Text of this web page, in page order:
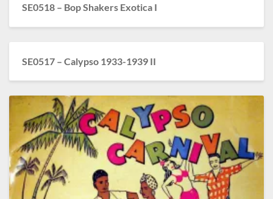
SE0518 – Bop Shakers Exotica I
SE0517 – Calypso 1933-1939 II